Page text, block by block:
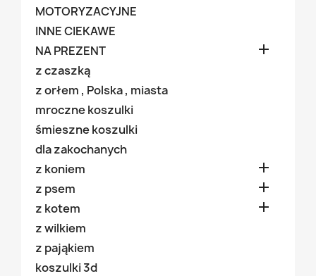
MOTORYZACYJNE
INNE CIEKAWE
NA PREZENT

z czaszką
z orłem , Polska , miasta
mroczne koszulki
śmieszne koszulki
dla zakochanych
z koniem

z psem 
z kotem 
z wilkiem
z pająkiem
koszulki 3d